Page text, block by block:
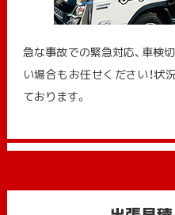
急な事故での緊急対応、車検
い場合もお任せください！状
ております。